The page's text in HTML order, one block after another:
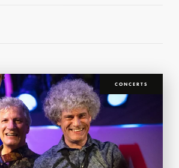
CONCERTS